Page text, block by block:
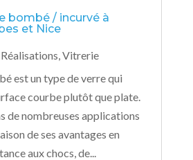
bombé / incurvé à
et Nice
Réalisations,Vitrerie
est un type de verre qui
courbe plutôt que plate.
de nombreuses applications
de ses avantages en
aux chocs, de...